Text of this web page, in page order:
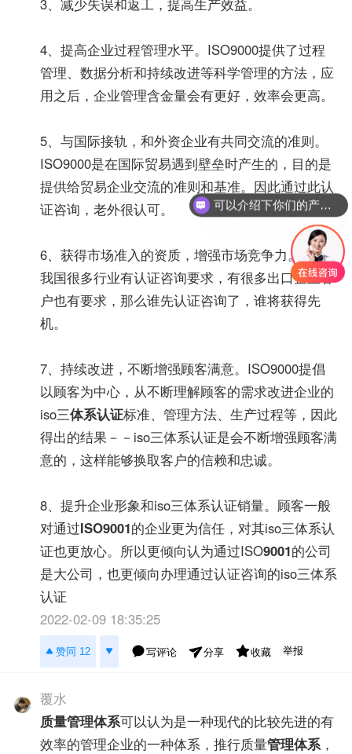
3、减少失误和返工，提高生产效益。
4、提高企业过程管理水平。ISO9000提供了过程
管理、数据分析和持续改进等科学管理的方法，应
用之后，企业管理含金量会有更好，效率会更高。
5、与国际接轨，和外资企业有共同交流的准则。
ISO9000是在国际贸易遇到壁垒时产生的，目的是
提供给贸易企业交流的准则和基准。因此通过此认
证咨询，老外很认可。
6、获得市场准入的资质，增强市场竞争力。目前
我国很多行业有认证咨询要求，有很多出口企业客
户也有要求，那么谁先认证咨询了，谁将获得先
机。
7、持续改进，不断增强顾客满意。ISO9000提倡
以顾客为中心，从不断理解顾客的需求改进企业的
iso三体系认证标准、管理方法、生产过程等，因此
得出的结果－－iso三体系认证是会不断增强顾客满
意的，这样能够换取客户的信赖和忠诚。
8、提升企业形象和iso三体系认证销量。顾客一般
对通过ISO9001的企业更为信任，对其iso三体系认
证也更放心。所以更倾向认为通过ISO9001的公司
是大公司，也更倾向办理通过认证咨询的iso三体系
认证
2022-02-09 18:35:25
赞同 12 写评论 分享 收藏 举报
覆水
质量管理体系可以认为是一种现代的比较先进的有
效率的管理企业的一种体系，推行质量管理体系，
可以介绍下你们的产品么？
你们是怎么收费的呢？